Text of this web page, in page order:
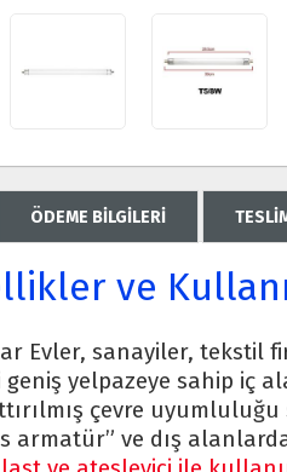
ÖDEME BİLGİLERİ
ve
Evler, sanayiler,
yelpazeye sahip iç
çevre uyumluluğu
armatür” ve dış